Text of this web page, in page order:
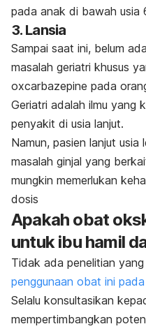
pada anak di bawah usia
3. Lansia
Sampai saat ini, belum
masalah geriatri khusus
oxcarbazepine pada
Geriatri adalah ilmu yang
penyakit di usia lanjut.
Namun, pasien lanjut usia
masalah ginjal yang
mungkin memerlukan
dosis
Apakah obat
untuk ibu hamil
Tidak ada penelitian
penggunaan obat ini
Selalu konsultasikan
mempertimbangkan